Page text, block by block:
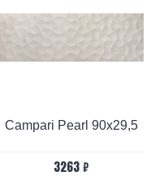
Campari Pearl 90x29,5
3263 ₽